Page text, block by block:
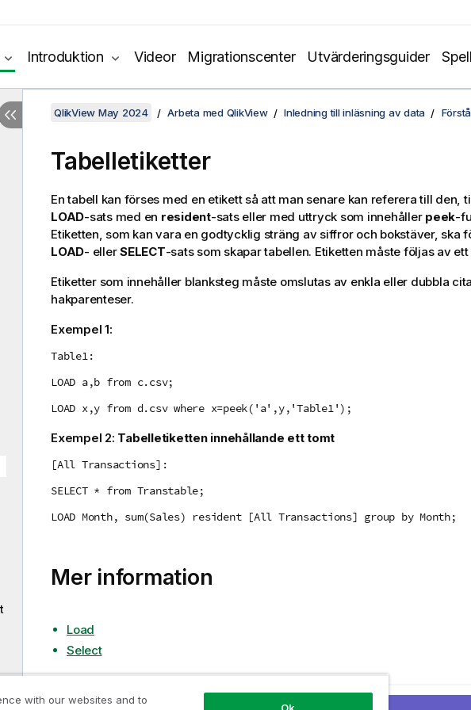
Introduktion Videor Migrationscenter Utvärderingsguider
QlikView May 2024 Arbeta med QlikView Inledning till inläsning av data
Tabelletiketter
En tabell kan förses med en etikett så att man senare kan referera till den,
LOAD-sats med en resident-sats eller med uttryck som innehåller peek-
Etiketten, som kan vara en godtycklig sträng av siffror och bokstäver, ska
LOAD- ellerSELECT-sats som skapar tabellen. Etiketten måste följas av ett
Etiketter som innehåller blanksteg måste omslutas av enkla eller dubbla
hakparenteser.
Exempel 1:
Table1:
LOAD a,b from c.csv;
LOAD x,y from d.csv where x=peek('a',y,'Table1');
Exempel 2: Tabelletiketten innehållande ett tomt
[All Transactions]:
SELECT * from Transtable;
LOAD Month, sum(Sales) resident [All Transactions] group by Month;
Mer information
Load
Select
Föregående ämne
with our websites and to